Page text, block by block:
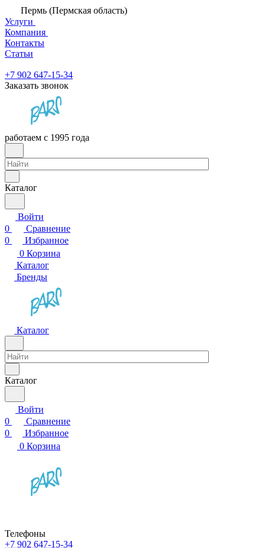
Пермь (Пермская область)
Услуги
Компания
Контакты
Статьи
+7 902 647-15-34
Заказать звонок
работаем с 1995 года
Каталог
Войти
0
Сравнение
0
Избранное
0 Корзина
Каталог
Бренды
Каталог
Каталог
Войти
0
Сравнение
0
Избранное
0 Корзина
Телефоны
+7 902 647-15-34